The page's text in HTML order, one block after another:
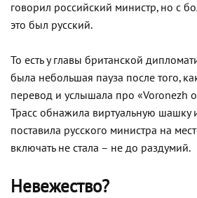
говорил российский министр, но с
это был русский.
То есть у главы британской
была небольшая пауза после того,
перевод и услышала про «Voronezh
Трасс обнажила виртуальную шашку
поставила русского министра на
включать не стала – не до раздумий.
Невежество?